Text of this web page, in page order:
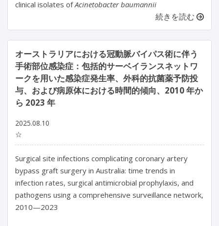
clinical isolates ofAcinetobacter baumannii
続きを読む
オーストラリアにおける冠動脈バイパス術に伴う
手術部位感染症：包括的サーベイランスネットワ
ークを用いた感染症発生率、外科的抗菌薬予防投
与、および病原体における時間的傾向、2010 年か
ら 2023 年
2025.08.10
☆
Surgical site infections complicating coronary artery
bypass graft surgery in Australia: time trends in
infection rates, surgical antimicrobial prophylaxis, and
pathogens using a comprehensive surveillance network,
2010—2023